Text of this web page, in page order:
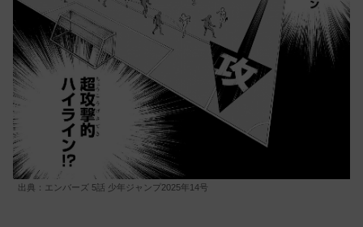
出典：エンバーズ 5話 少年ジャンプ2025年14号